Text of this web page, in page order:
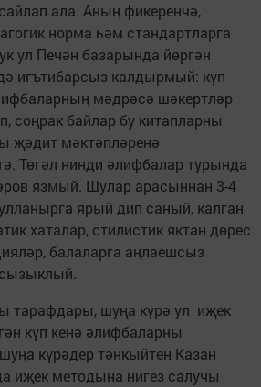
ала. Аның фикеренчә,
норма һәм стандартларга
ул Печән базарында йөргән
игътибарсыз калдырмый: күп
мәдрәсә шәкертләр
соңрак байлар бу китапларны
җәдит мәктәпләренә
Төгәл нинди әлифбалар турында
язмый. Шулар арасыннан 3-4
ярый дип саный, калган
хаталар, стилистик яктан дөрес
балаларга аңлаешсыз
тарафдары, шуңа күрә ул иҗек
күп кенә әлифбаларны
күрәдер тәнкыйтен Казан
иҗек методына нигез салучы